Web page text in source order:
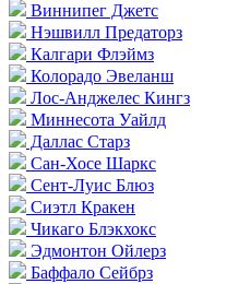
Виннипег Джетс
Нэшвилл Предаторз
Калгари Флэймз
Колорадо Эвеланш
Лос-Анджелес Кингз
Миннесота Уайлд
Даллас Старз
Сан-Хосе Шаркс
Сент-Луис Блюз
Сиэтл Кракен
Чикаго Блэкхокс
Эдмонтон Ойлерз
Баффало Сейбрз